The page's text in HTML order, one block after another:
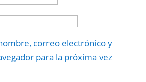
correo electrónico y
para la próxima vez